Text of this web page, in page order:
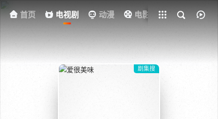
首页 电视剧 动漫 电影 其他
全部影片
剧集搜